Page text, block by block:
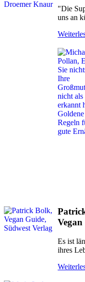
"Die
uns an
Es ist
ihres